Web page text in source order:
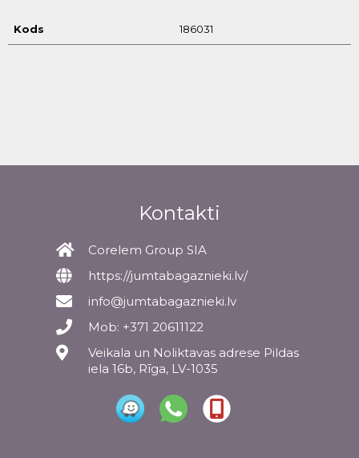
Kods 186031
Kontakti
Corelem Group SIA
https://jumtabagaznieki.lv/
info@jumtabagaznieki.lv
Mob: +371 20611122
Veikala un Noliktavas adrese Pildas
iela 16b, Rīga, LV-1035